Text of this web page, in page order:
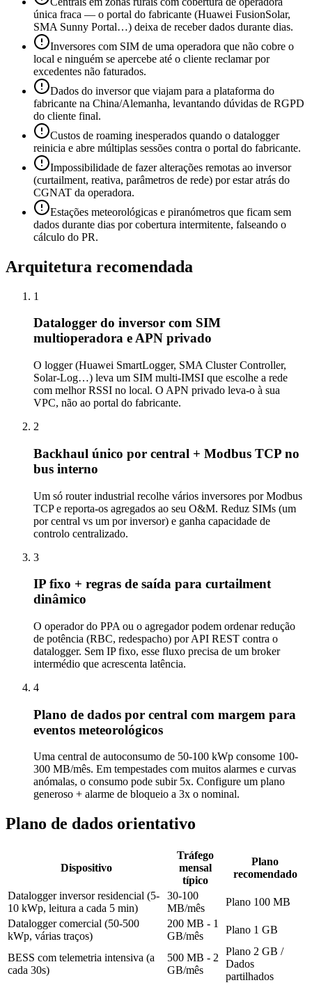
única fraca — o portal do fabricante (Huawei FusionSolar,
SMA Sunny Portal…) deixa de receber dados durante dias.
Inversores com SIM de uma operadora que não cobre o
local e ninguém se apercebe até o cliente reclamar por
excedentes não faturados.
Dados do inversor que viajam para a plataforma do
fabricante na China/Alemanha, levantando dúvidas de RGPD
do cliente final.
Custos de roaming inesperados quando o datalogger
reinicia e abre múltiplas sessões contra o portal do fabricante.
Impossibilidade de fazer alterações remotas ao inversor
(curtailment, reativa, parâmetros de rede) por estar atrás do
CGNAT da operadora.
Estações meteorológicas e piranómetros que ficam sem
dados durante dias por cobertura intermitente, falseando o
cálculo do PR.
Arquitetura recomendada
1
Datalogger do inversor com SIM
multioperadora e APN privado
O logger (Huawei SmartLogger, SMA Cluster Controller,
Solar-Log…) leva um SIM multi-IMSI que escolhe a rede
com melhor RSSI no local. O APN privado leva-o à sua
VPC, não ao portal do fabricante.
2
Backhaul único por central + Modbus TCP no
bus interno
Um só router industrial recolhe vários inversores por Modbus
TCP e reporta-os agregados ao seu O&M. Reduz SIMs (um
por central vs um por inversor) e ganha capacidade de
controlo centralizado.
3
IP fixo + regras de saída para curtailment
dinâmico
O operador do PPA ou o agregador podem ordenar redução
de potência (RBC, redespacho) por API REST contra o
datalogger. Sem IP fixo, esse fluxo precisa de um broker
intermédio que acrescenta latência.
4
Plano de dados por central com margem para
eventos meteorológicos
Uma central de autoconsumo de 50-100 kWp consome 100-
300 MB/mês. Em tempestades com muitos alarmes e curvas
anómalas, o consumo pode subir 5x. Configure um plano
generoso + alarme de bloqueio a 3x o nominal.
Plano de dados orientativo
Dispositivo
Tráfego
mensal
típico
Plano
recomendado
Datalogger inversor residencial (5-
10 kWp, leitura a cada 5 min)
30-100
MB/mês
Plano 100 MB
Datalogger comercial (50-500
kWp, várias traços)
200 MB - 1
GB/mês
Plano 1 GB
BESS com telemetria intensiva (a
cada 30s)
500 MB - 2
GB/mês
Plano 2 GB /
Dados
partilhados